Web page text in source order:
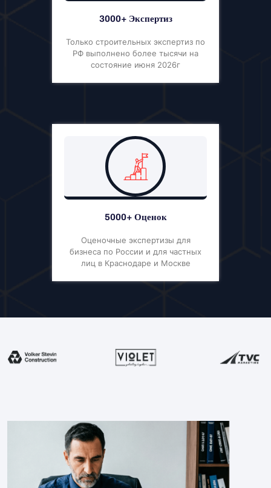
3000+ Экспертиз
Только строительных экспертиз по
РФ выполнено более тысячи на
состояние июня 2026г
5000+ Оценок
Оценочные экспертизы для
бизнеса по России и для частных
лиц в Краснодаре и Москве